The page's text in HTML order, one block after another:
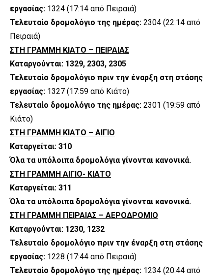
εργασίας: 1324 (17:14 από Πειραιά)
Τελευταίο δρομολόγιο της ημέρας: 2304 (22:14 από
Πειραιά)
ΣΤΗ ΓΡΑΜΜΗ ΚΙΑΤΟ – ΠΕΙΡΑΙΑΣ
Καταργούνται: 1329, 2303, 2305
Τελευταίο δρομολόγιο πριν την έναρξη στη στάσης
εργασίας: 1327 (17:59 από Κιάτο)
Τελευταίο δρομολόγιο της ημέρας: 2301 (19:59 από
Κιάτο)
ΣΤΗ ΓΡΑΜΜΗ ΚΙΑΤΟ – ΑΙΓΙΟ
Καταργείται: 310
Όλα τα υπόλοιπα δρομολόγια γίνονται κανονικά.
ΣΤΗ ΓΡΑΜΜΗ ΑΙΓΙΟ- ΚΙΑΤΟ
Καταργείται: 311
Όλα τα υπόλοιπα δρομολόγια γίνονται κανονικά.
ΣΤΗ ΓΡΑΜΜΗ ΠΕΙΡΑΙΑΣ – ΑΕΡΟΔΡΟΜΙΟ
Καταργούνται: 1230, 1232
Τελευταίο δρομολόγιο πριν την έναρξη στη στάσης
εργασίας: 1228 (17:44 από Πειραιά)
Τελευταίο δρομολόγιο της ημέρας: 1234 (20:44 από